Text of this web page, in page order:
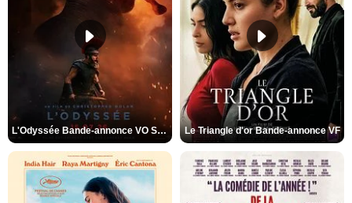
L'Odyssée Bande-annonce VO STFR Le Triangle d'or Bande-annonce VF